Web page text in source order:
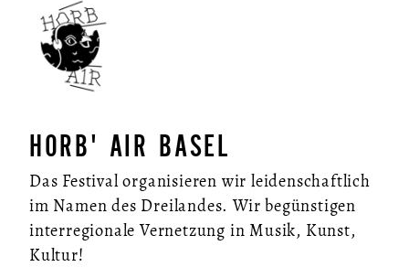
SO FUNKTIONIERTS
WANDEL
VEREIN
HORB' AIR BASEL
Das Festival organisieren wir leidenschaftlich
im Namen des Dreilandes. Wir begünstigen
interregionale Vernetzung in Musik, Kunst,
Kultur!